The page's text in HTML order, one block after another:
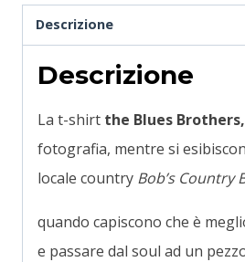
Descrizione
Descrizione
La t-shirt the Blues Brothers,
fotografia, mentre si
locale country Bob’s Country
quando capiscono che è
e passare dal soul ad un